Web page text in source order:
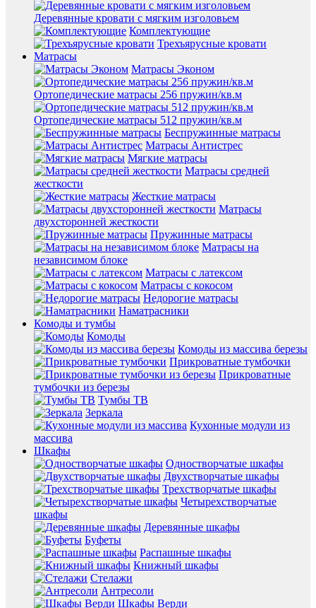
Деревянные кровати с мягким изголовьем
Комплектующие
Трехъярусные кровати
Матрасы
Матрасы Эконом
Ортопедические матрасы 256 пружин/кв.м
Ортопедические матрасы 512 пружин/кв.м
Беспружинные матрасы
Матрасы Антистрес
Мягкие матрасы
Матрасы средней
жесткости
Жесткие матрасы
Матрасы
двухсторонней жесткости
Пружинные матрасы
Матрасы на
независимом блоке
Матрасы с латексом
Матрасы с кокосом
Недорогие матрасы
Наматрасники
Комоды и тумбы
Комоды
Комоды из массива березы
Прикроватные тумбочки
Прикроватные
тумбочки из березы
Тумбы ТВ
Зеркала
Кухонные модули из
массива
Шкафы
Одностворчатые шкафы
Двухстворчатые шкафы
Трехстворчатые шкафы
Четырехстворчатые
шкафы
Деревянные шкафы
Буфеты
Распашные шкафы
Книжный шкафы
Стелажи
Антресоли
Шкафы Верди